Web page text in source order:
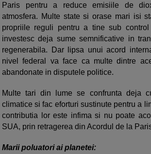
Paris pentru a reduce emisiile de
atmosfera. Multe state si orase mari isi
propriile reguli pentru a tine sub
investesc deja sume semnificative in
regenerabila. Dar lipsa unui acord
nivel federal va face ca multe dintre
abandonate in disputele politice.
Multe tari din lume se confrunta deja
climatice si fac eforturi sustinute pentru a
contributia lor este infima si nu poate
SUA, prin retragerea din Acordul de la
Marii poluatori ai planetei: